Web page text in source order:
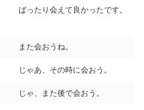
ばったり会えて良かったです。
また会おうね。
じゃあ、その時に会おう。
じゃ、また後で会おう。